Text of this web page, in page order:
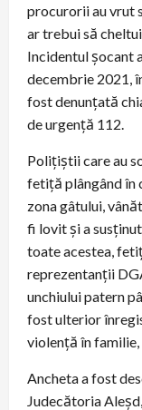
procurorii au vrut
ar trebui să
Incidentul șocant
decembrie 2021,
fost denunțată
de urgență 112.
Polițiștii care au
fetiță plângând în
zona gâtului,
fi lovit și a
toate acestea,
reprezentanții
unchiului patern
fost ulterior
violență în familie,
Ancheta a fost
Judecătoria